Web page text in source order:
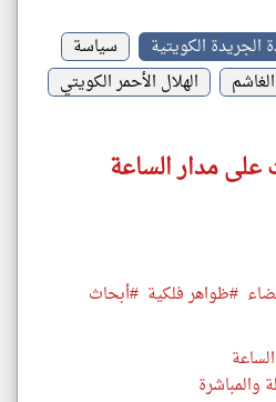
الجريدة الكويتية
سياسة
الهلال الأحمر الكويتي
على مدار الساعة
#ظواهر فلكية #أبحاث
والمباشرة